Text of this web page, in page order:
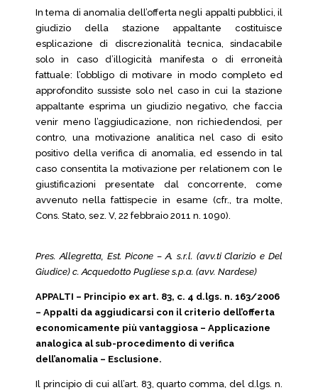
In tema di anomalia dell’offerta negli appalti pubblici, il
giudizio della stazione appaltante costituisce
esplicazione di discrezionalità tecnica, sindacabile
solo in caso d’illogicità manifesta o di erroneità
fattuale: l’obbligo di motivare in modo completo ed
approfondito sussiste solo nel caso in cui la stazione
appaltante esprima un giudizio negativo, che faccia
venir meno l’aggiudicazione, non richiedendosi, per
contro, una motivazione analitica nel caso di esito
positivo della verifica di anomalia, ed essendo in tal
caso consentita la motivazione per relationem con le
giustificazioni presentate dal concorrente, come
avvenuto nella fattispecie in esame (cfr., tra molte,
Cons. Stato, sez. V, 22 febbraio 2011 n. 1090).
Pres. Allegretta, Est. Picone – A. s.r.l. (avv.ti Clarizio e Del
Giudice) c. Acquedotto Pugliese s.p.a. (avv. Nardese)
APPALTI – Principio ex art. 83, c. 4 d.lgs. n. 163/2006
– Appalti da aggiudicarsi con il criterio dell’offerta
economicamente più vantaggiosa – Applicazione
analogica al sub-procedimento di verifica
dell’anomalia – Esclusione.
Il principio di cui all’art. 83, quarto comma, del d.lgs. n.